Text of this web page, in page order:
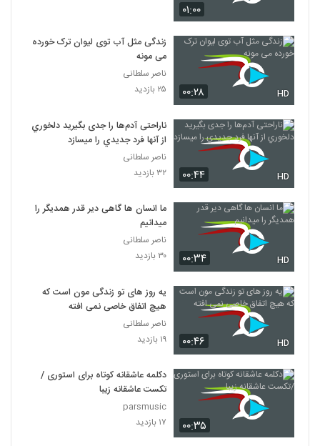
۰۱:۰۰
۰۰:۲۸ HD
زندگی مثل آب توی ليوان ترک خورده
می مونه
ناصر سلطانی
۲۵ بازدید
۰۰:۴۴ HD
ناراحتی آدم‌ها را جدی بگيريد دلخوري
از آنها فرد جديدي را ميسازد
ناصر سلطانی
۳۲ بازدید
۰۰:۳۴ HD
ما انسان ها گاهی دیر قدر همدیگر را
میدانیم
ناصر سلطانی
۳۰ بازدید
۰۰:۴۶ HD
یه روز های تو زندگی مون است که
هیچ اتفاق خاصی نمی افته
ناصر سلطانی
۱۹ بازدید
۰۰:۳۵
دکلمه عاشقانه کوتاه برای استوری /
تکست عاشقانه زیبا
parsmusic
۱۷ بازدید